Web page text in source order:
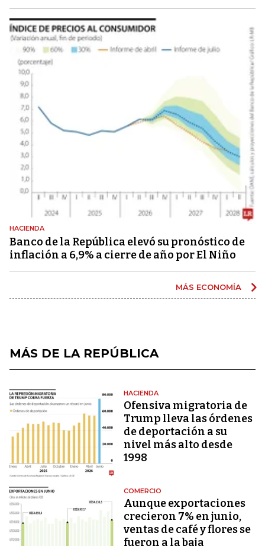
HACIENDA
Banco de la República elevó su pronóstico de
inflación a 6,9% a cierre de año por El Niño
MÁS ECONOMÍA
MÁS DE LA REPÚBLICA
HACIENDA
Ofensiva migratoria de
Trump lleva las órdenes
de deportación a su
nivel más alto desde
1998
COMERCIO
Aunque exportaciones
crecieron 7% en junio,
ventas de café y flores se
fueron a la baja